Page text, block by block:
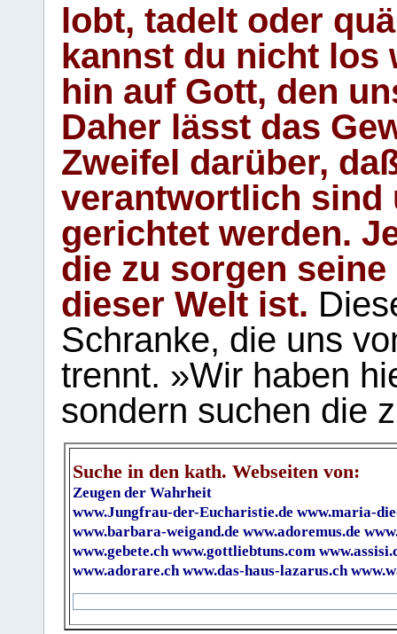
lobt, tadelt oder
kannst du nicht los
hin auf Gott, den
Daher lässt das
Zweifel darüber,
verantwortlich sind
gerichtet werden.
die zu sorgen
dieser Welt ist.
Schranke, die uns
trennt. »Wir haben
sondern suchen die
Suche in den kath. Webseiten von:
Zeugen der Wahrheit
www.Jungfrau-der-Eucharistie.de www.maria-
www.barbara-weigand.de www.adoremus.de
www.gebete.ch www.gottliebtuns.com
www.adorare.ch www.das-haus-lazarus.ch